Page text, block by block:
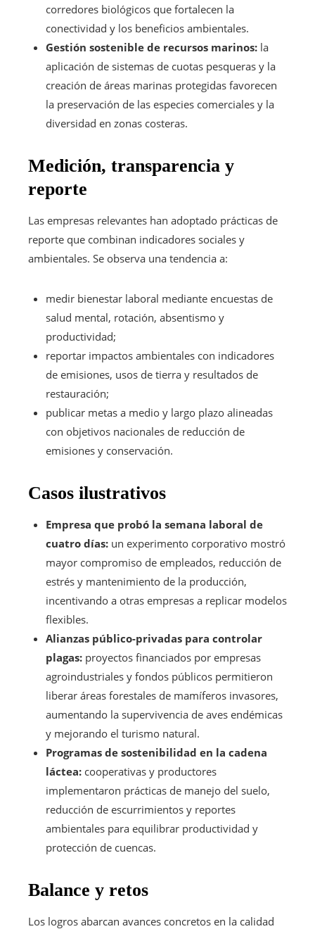
corredores biológicos que fortalecen la
conectividad y los beneficios ambientales.
Gestión sostenible de recursos marinos: la
aplicación de sistemas de cuotas pesqueras y la
creación de áreas marinas protegidas favorecen
la preservación de las especies comerciales y la
diversidad en zonas costeras.
Medición, transparencia y
reporte
Las empresas relevantes han adoptado prácticas de
reporte que combinan indicadores sociales y
ambientales. Se observa una tendencia a:
medir bienestar laboral mediante encuestas de
salud mental, rotación, absentismo y
productividad;
reportar impactos ambientales con indicadores
de emisiones, usos de tierra y resultados de
restauración;
publicar metas a medio y largo plazo alineadas
con objetivos nacionales de reducción de
emisiones y conservación.
Casos ilustrativos
Empresa que probó la semana laboral de
cuatro días: un experimento corporativo mostró
mayor compromiso de empleados, reducción de
estrés y mantenimiento de la producción,
incentivando a otras empresas a replicar modelos
flexibles.
Alianzas público-privadas para controlar
plagas: proyectos financiados por empresas
agroindustriales y fondos públicos permitieron
liberar áreas forestales de mamíferos invasores,
aumentando la supervivencia de aves endémicas
y mejorando el turismo natural.
Programas de sostenibilidad en la cadena
láctea: cooperativas y productores
implementaron prácticas de manejo del suelo,
reducción de escurrimientos y reportes
ambientales para equilibrar productividad y
protección de cuencas.
Balance y retos
Los logros abarcan avances concretos en la calidad